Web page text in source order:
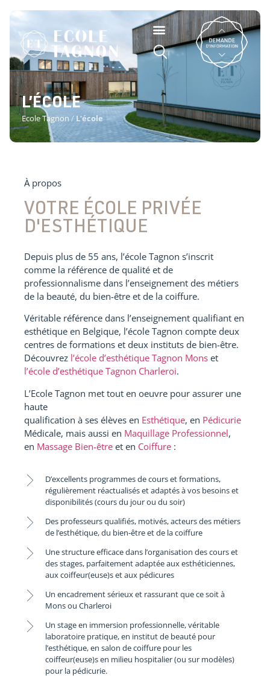
L’ÉCOLE
Ecole Tagnon / L’école
À propos
VOTRE ÉCOLE PRIVÉE
D'ESTHÉTIQUE
Depuis plus de 55 ans, l’école Tagnon s’inscrit
comme la référence de qualité et de
professionnalisme dans l’enseignement des métiers
de la beauté, du bien-être et de la coiffure.
Véritable référence dans l’enseignement qualifiant en
esthétique en Belgique, l’école Tagnon compte deux
centres de formations et deux instituts de bien-être.
Découvrez l’école d’esthétique Tagnon Mons et
l’école d’esthétique Tagnon Charleroi.
L’Ecole Tagnon met tout en oeuvre pour assurer une
haute
qualification à ses élèves en Esthétique, en Pédicurie
Médicale, mais aussi en Maquillage Professionnel,
en Massage Bien-être et en Coiffure :
D’excellents programmes de cours et formations,
régulièrement réactualisés et adaptés à vos besoins et
disponibilités (cours du jour ou du soir)
Des professeurs qualifiés, motivés, acteurs des métiers
de l’esthétique, du bien-être et de la coiffure
Une structure efficace dans l’organisation des cours et
des stages, parfaitement adaptée aux esthéticiennes,
aux coiffeur(euse)s et aux pédicures
Un encadrement sérieux et rassurant que ce soit à
Mons ou Charleroi
Un stage en immersion professionnelle, véritable
laboratoire pratique, en institut de beauté pour
l’esthétique, en salon de coiffure pour les
coiffeur(euse)s en milieu hospitalier (ou sur modèles)
pour la pédicurie.